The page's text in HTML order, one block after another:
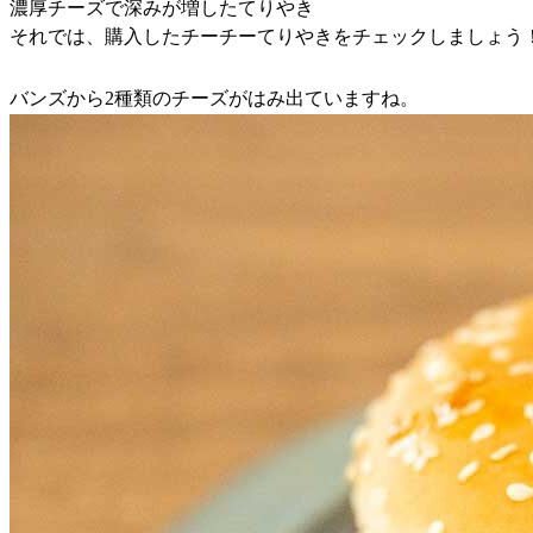
濃厚チーズで深みが増したてりやき
それでは、購入したチーチーてりやきをチェックしましょう
バンズから2種類のチーズがはみ出ていますね。